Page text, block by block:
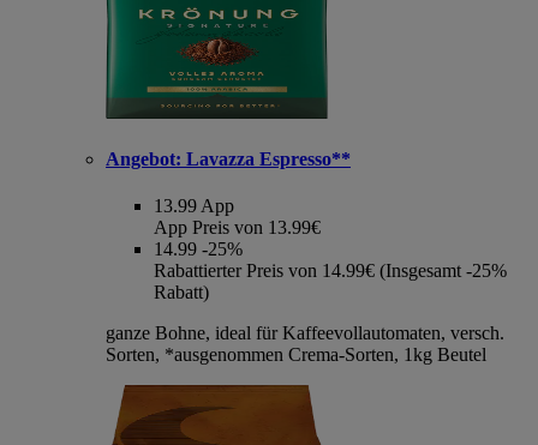
Angebot: Lavazza Espresso**
13.99 App
App Preis von 13.99€
14.99 -25%
Rabattierter Preis von 14.99€ (Insgesamt -25%
Rabatt)
ganze Bohne, ideal für Kaffeevollautomaten, versch.
Sorten, *ausgenommen Crema-Sorten, 1kg Beutel